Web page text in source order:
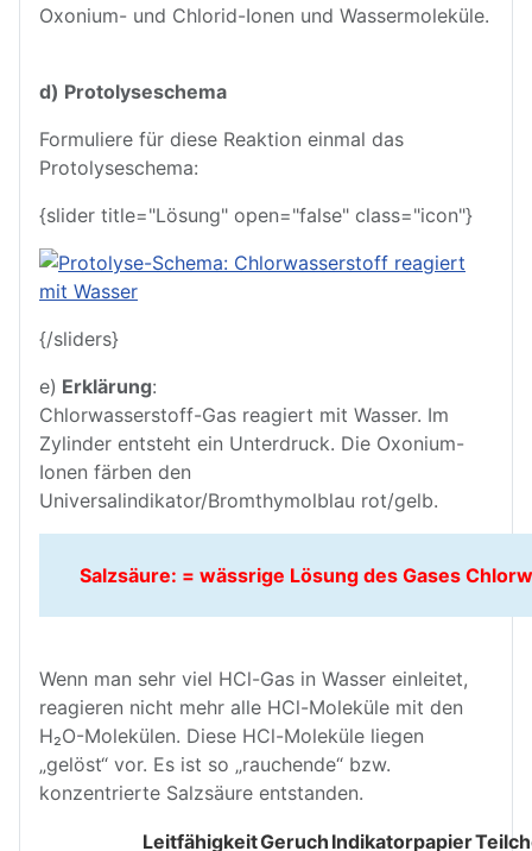
Oxonium- und Chlorid-Ionen und Wassermoleküle.
d) Protolyseschema
Formuliere für diese Reaktion einmal das
Protolyseschema:
{slider title="Lösung" open="false" class="icon"}
{/sliders}
e) Erklärung:
Chlorwasserstoff-Gas reagiert mit Wasser. Im
Zylinder entsteht ein Unterdruck. Die Oxonium-
Ionen färben den
Universalindikator/Bromthymolblau rot/gelb.
Salzsäure: = wässrige Lösung des Gases
Wenn man sehr viel HCl-Gas in Wasser einleitet,
reagieren nicht mehr alle HCl-Moleküle mit den
H₂O-Molekülen. Diese HCl-Moleküle liegen
„gelöst“ vor. Es ist so „rauchende“ bzw.
konzentrierte Salzsäure entstanden.
LeitfähigkeitGeruch Indikatorpapier